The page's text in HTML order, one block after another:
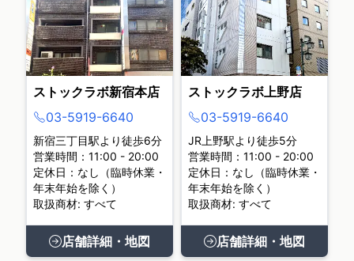
ストックラボ新宿本店
03-5919-6640
新宿三丁目駅より徒歩6分
営業時間：11:00 - 20:00
定休日：なし（臨時休業・
年末年始を除く）
取扱商材: すべて
店舗詳細・地図
ストックラボ上野店
03-5919-6640
JR上野駅より徒歩5分
営業時間：11:00 - 20:00
定休日：なし（臨時休業・
年末年始を除く）
取扱商材: すべて
店舗詳細・地図